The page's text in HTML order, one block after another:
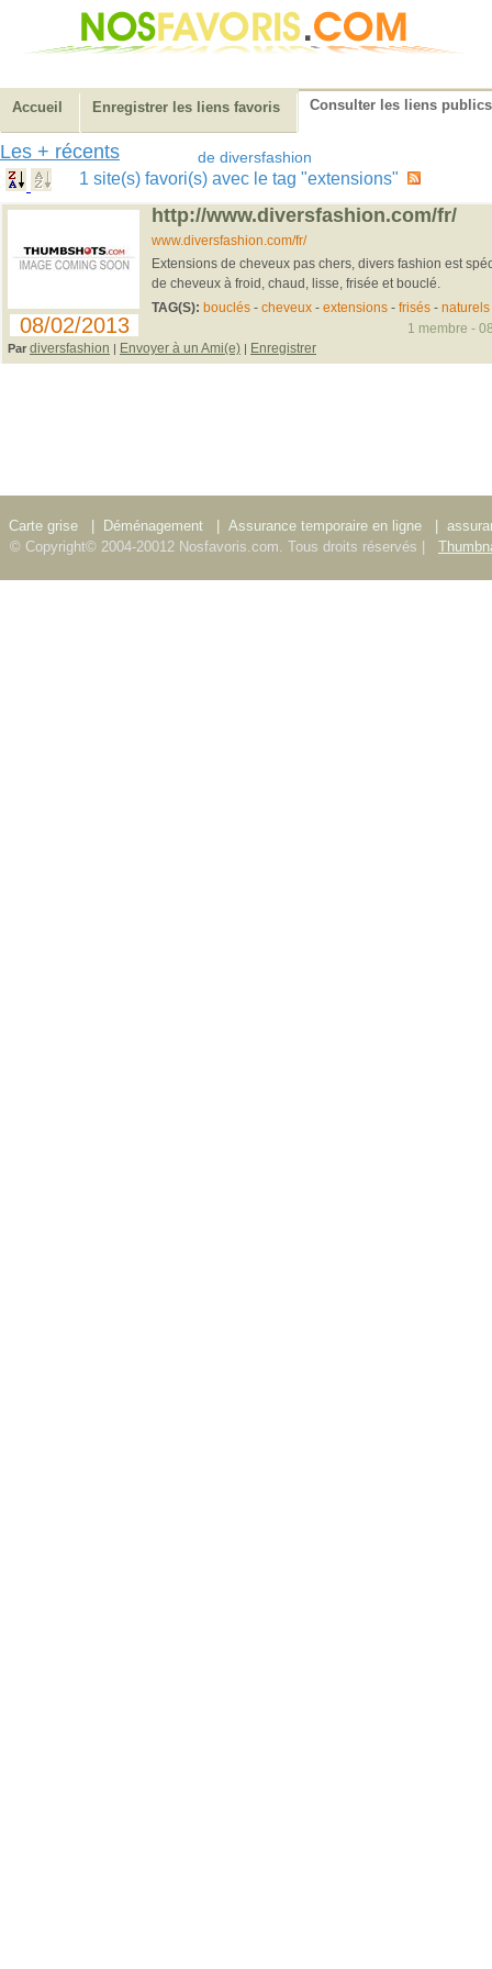
Accueil Enregistrer les liens favoris Consulter les liens publics
Les + récents de diversfashion
1 site(s) favori(s) avec le tag "extensions"
08/02/2013
http://www.diversfashion.com/fr/
www.diversfashion.com/fr/
Extensions de cheveux pas chers, divers fashion est
de cheveux à froid, chaud, lisse, frisée et bouclé.
TAG(S): bouclés- cheveux- extensions- frisés- naturels
Par diversfashion | Envoyer à un Ami(e) | Enregistrer
1 membre -
Carte grise Déménagement Assurance temporaire en ligne
© Copyright© 2004-20012 Nosfavoris.com. Tous droits réservés |